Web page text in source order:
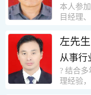
实、厚
重。有
工作学
心强。
际关系
责、积
位上发
的字典
本人参
目经理
计，工
各种岗
适用工
年参加
年。从
左先生
从事行
? 结合
理经验